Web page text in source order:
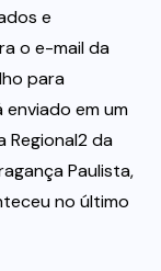
e
o e-mail da
para
em um
Regional2 da
Paulista,
no último